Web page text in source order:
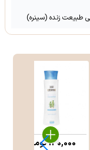
طبیعت زنده (سینره)
130,000تومان